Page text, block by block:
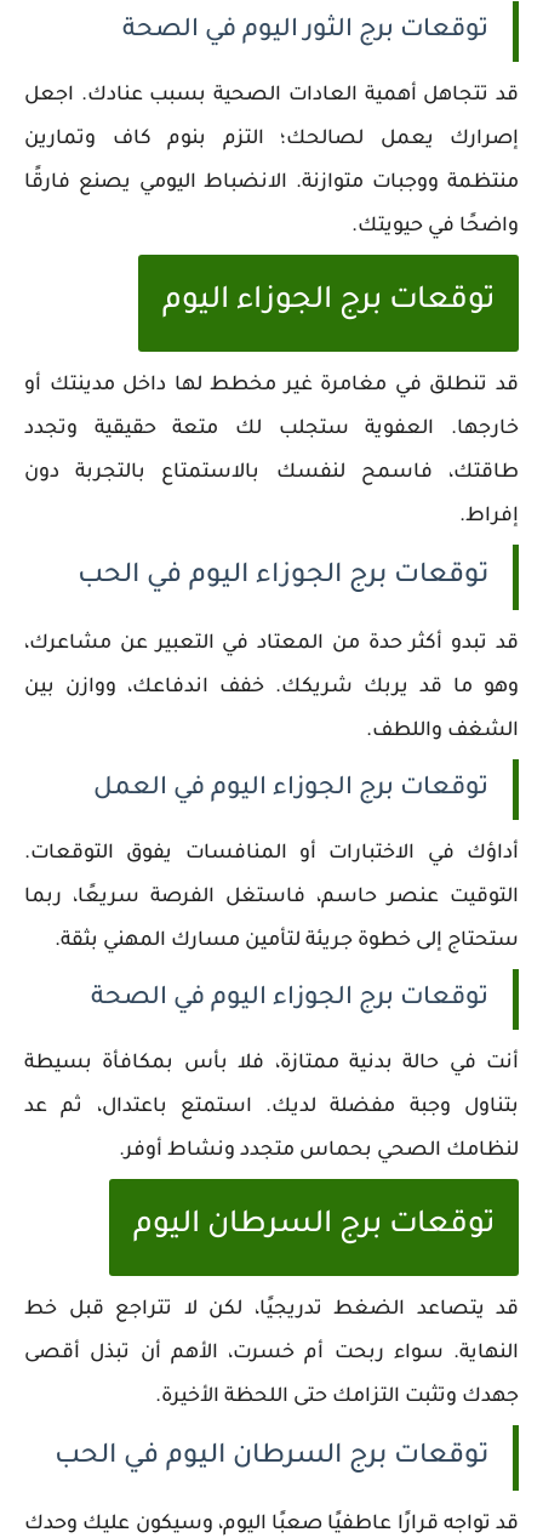
توقعات برج الثور اليوم في الصحة
قد تتجاهل أهمية العادات الصحية بسبب عنادك. اجعل
إصرارك يعمل لصالحك؛ التزم بنوم كاف وتمارين
منتظمة ووجبات متوازنة. الانضباط اليومي يصنع فارقًا
واضحًا في حيويتك.
توقعات برج الجوزاء اليوم
قد تنطلق في مغامرة غير مخطط لها داخل مدينتك أو
خارجها. العفوية ستجلب لك متعة حقيقية وتجدد
طاقتك، فاسمح لنفسك بالاستمتاع بالتجربة دون
إفراط.
توقعات برج الجوزاء اليوم في الحب
قد تبدو أكثر حدة من المعتاد في التعبير عن مشاعرك،
وهو ما قد يربك شريكك. خفف اندفاعك، ووازن بين
الشغف واللطف.
توقعات برج الجوزاء اليوم في العمل
أداؤك في الاختبارات أو المنافسات يفوق التوقعات.
التوقيت عنصر حاسم، فاستغل الفرصة سريعًا، ربما
ستحتاج إلى خطوة جريئة لتأمين مسارك المهني بثقة.
توقعات برج الجوزاء اليوم في الصحة
أنت في حالة بدنية ممتازة، فلا بأس بمكافأة بسيطة
بتناول وجبة مفضلة لديك. استمتع باعتدال، ثم عد
لنظامك الصحي بحماس متجدد ونشاط أوفر.
توقعات برج السرطان اليوم
قد يتصاعد الضغط تدريجيًا، لكن لا تتراجع قبل خط
النهاية. سواء ربحت أم خسرت، الأهم أن تبذل أقصى
جهدك وتثبت التزامك حتى اللحظة الأخيرة.
توقعات برج السرطان اليوم في الحب
قد تواجه قرارًا عاطفيًا صعبًا اليوم، وسيكون عليك وحدك